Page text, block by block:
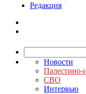
Редакция
Новости
Палестино-
СВО
Интервью